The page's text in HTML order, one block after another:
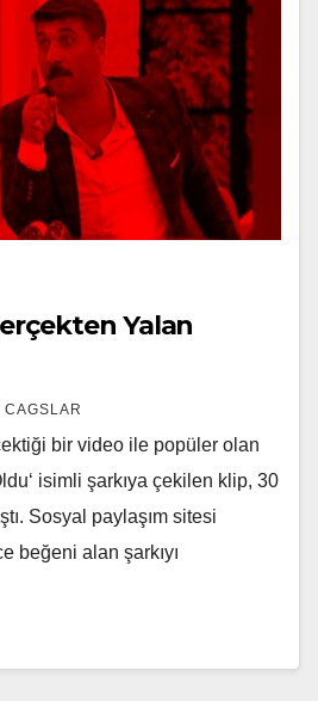
Yalan
CAGSLAR
bir video ile popüler olan
isimli şarkıya çekilen klip, 30
Sosyal paylaşım sitesi
beğeni alan şarkıyı